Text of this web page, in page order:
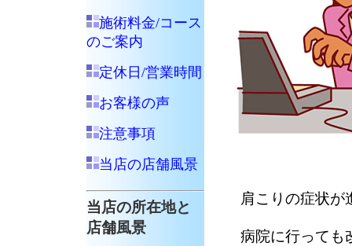
施術料金/コース
のご案内
定休日/営業時間
お客様の声
注意事項
当店の店舗風景
当店の所在地と
店舗風景
肩こりの症状が
病院に行っても